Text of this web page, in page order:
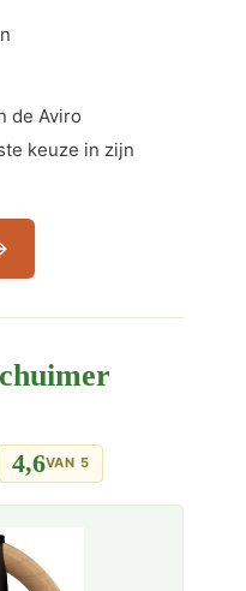
de Aviro
keuze in zijn
4,6VAN 5